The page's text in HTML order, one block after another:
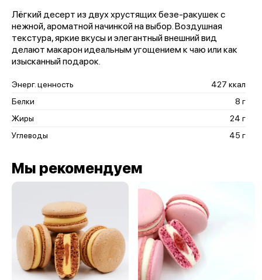
Лёгкий десерт из двух хрустящих безе-ракушек с
нежной, ароматной начинкой на выбор. Воздушная
текстура, яркие вкусы и элегантный внешний вид
делают макарон идеальным угощением к чаю или как
изысканный подарок.
Энерг. ценность
427 ккал
Белки
8 г
Жиры
24 г
Углеводы
45 г
Мы рекомендуем